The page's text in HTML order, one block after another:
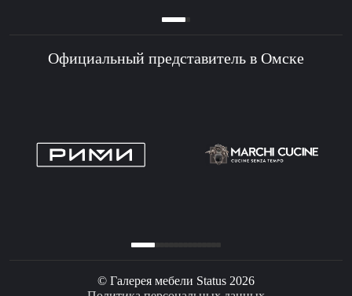
Официальный представитель в Омске
© Галерея мебели Status 2026